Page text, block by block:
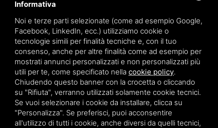
SITEMAP
0532 93099
377 5462393
INFO@BALUGANIRICAMBI.IT
VIA G.ROSSINI 21, 44124 FERRARA
Informativa
Noi e terze parti selezionate (come ad esempio Google,
Facebook, LinkedIn, ecc.) utilizziamo cookie o
tecnologie simili per finalità tecniche e, con il tuo
consenso, anche per altre finalità come ad esempio per
mostrati annunci personalizzati e non personalizzati più
utili per te, come specificato nella cookie policy.
Chiudendo questo banner con la crocetta o cliccando
su "Rifiuta", verranno utilizzati solamente cookie tecnici.
Se vuoi selezionare i cookie da installare, clicca su
"Personalizza". Se preferisci, puoi acconsentire
all'utilizzo di tutti i cookie, anche diversi da quelli tecnici,